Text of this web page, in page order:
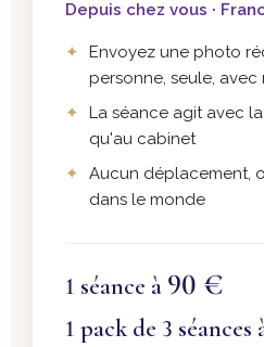
Depuis chez vous ·
Envoyez une photo
personne, seule,
La séance agit avec
qu'au cabinet
Aucun déplacement,
dans le monde
1 séance à 90 €
1 pack de 3 séances